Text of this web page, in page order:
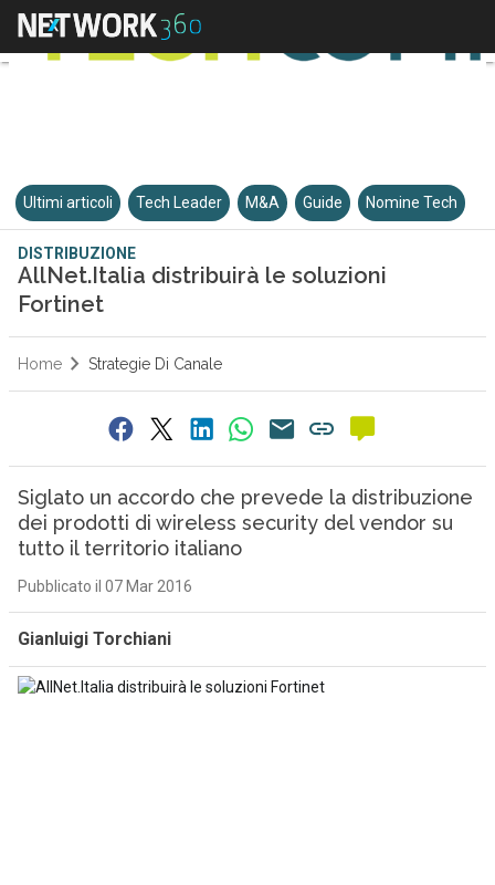
Ultimi articoli Tech Leader M&A Guide Nomine Tech
DISTRIBUZIONE
AllNet.Italia distribuirà le soluzioni
Fortinet
Home Strategie Di Canale
Siglato un accordo che prevede la distribuzione
dei prodotti di wireless security del vendor su
tutto il territorio italiano
Pubblicato il 07 Mar 2016
Gianluigi Torchiani